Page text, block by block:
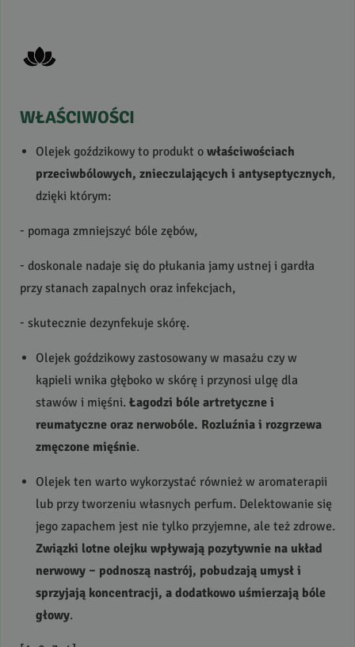
WŁAŚCIWOŚCI
Olejek goździkowy to produkt o właściwościach
przeciwbólowych, znieczulających i antyseptycznych,
dzięki którym:
- pomaga zmniejszyć bóle zębów,
- doskonale nadaje się do płukania jamy ustnej i gardła
przy stanach zapalnych oraz infekcjach,
- skutecznie dezynfekuje skórę.
Olejek goździkowy zastosowany w masażu czy w
kąpieli wnika głęboko w skórę i przynosi ulgę dla
stawów i mięśni. Łagodzi bóle artretyczne i
reumatyczne oraz nerwobóle. Rozluźnia i rozgrzewa
zmęczone mięśnie.
Olejek ten warto wykorzystać również w aromaterapii
lub przy tworzeniu własnych perfum. Delektowanie się
jego zapachem jest nie tylko przyjemne, ale też zdrowe.
Związki lotne olejku wpływają pozytywnie na układ
nerwowy – podnoszą nastrój, pobudzają umysł i
sprzyjają koncentracji, a dodatkowo uśmierzają bóle
głowy.